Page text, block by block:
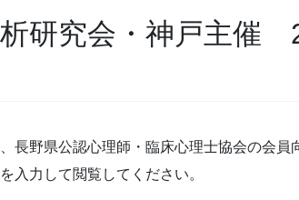
研究会・神戸主催
長野県公認心理師・臨床心理士協会の会
入力して閲覧してください。